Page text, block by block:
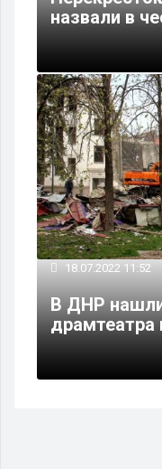
назвали в
18.07.2022 11:52
В ДНР
драмтеатра